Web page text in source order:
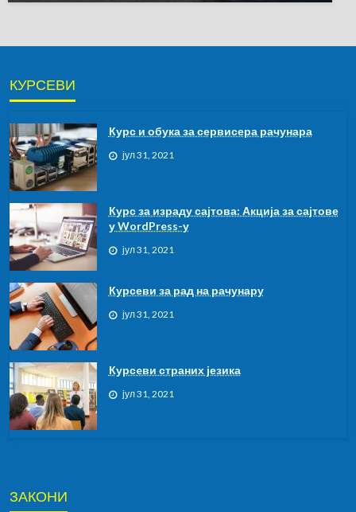
КУРСЕВИ
Курс и обука за сервисера рачунара
јул 31, 2021
Курс за израду сајтова: Акција за сајтове
у WordPress-у
јул 31, 2021
Курсеви за рад на рачунару
јул 31, 2021
Курсeви страних језика
јул 31, 2021
ЗАКОНИ